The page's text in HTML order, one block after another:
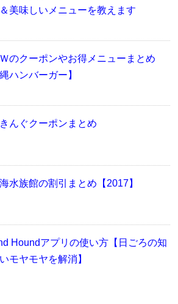
美味しいメニューを教えます
のクーポンやお得メニューまとめ
縄ハンバーガー】
んぐクーポンまとめ
水族館の割引まとめ【2017】
Houndアプリの使い方【日ごろの知
モヤモヤを解消】